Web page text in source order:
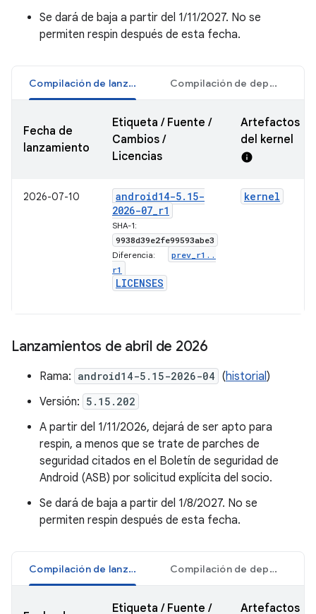
Se dará de baja a partir del 1/11/2027. No se
permiten respin después de esta fecha.
Compilación de lanzamiento Compilación de depuración
Fecha de
lanzamiento
Etiqueta / Fuente /
Cambios /
Licencias
Artefactos
del kernel
info
2026-07-10 android14-5. 15-
2026-07_r1
SHA-1:
9938d39e2fe99593abe3
Diferencia: prev r1 . .
r1
LICENSES
kernel
Lanzamientos de abril de 2026
Rama: android14-5.15-2026-04 (historial)
Versión: 5.15.202
A partir del 1/11/2026, dejará de ser apto para
respin, a menos que se trate de parches de
seguridad citados en el Boletín de seguridad de
Android (ASB) por solicitud explícita del socio.
Se dará de baja a partir del 1/8/2027. No se
permiten respin después de esta fecha.
Compilación de lanzamiento Compilación de depuración
Etiqueta / Fuente / Artefactos